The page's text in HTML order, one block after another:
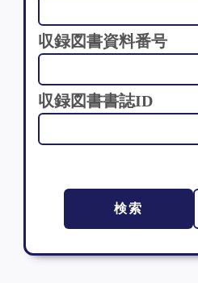
収録図書資料番号
収録図書書誌ID
検索